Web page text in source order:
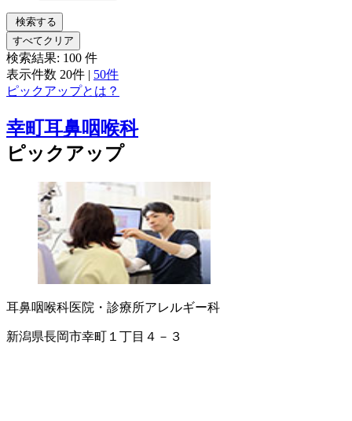
検索する
すべてクリア
検索結果: 100 件
表示件数 20件 | 50件
ピックアップとは？
幸町耳鼻咽喉科
ピックアップ
耳鼻咽喉科医院・診療所アレルギー科
新潟県長岡市幸町１丁目４－３